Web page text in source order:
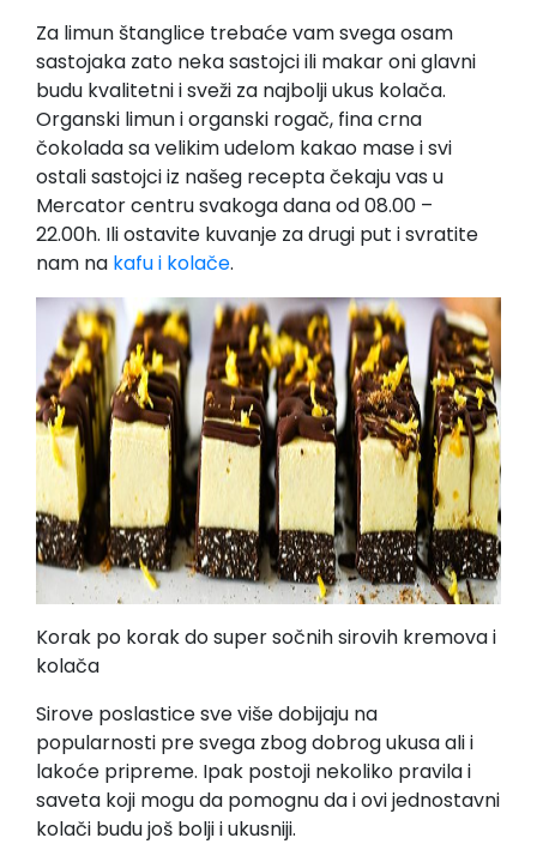
Za limun štanglice trebaće vam svega osam
sastojaka zato neka sastojci ili makar oni glavni
budu kvalitetni i sveži za najbolji ukus kolača.
Organski limun i organski rogač, fina crna
čokolada sa velikim udelom kakao mase i svi
ostali sastojci iz našeg recepta čekaju vas u
Mercator centru svakoga dana od 08.00 –
22.00h. Ili ostavite kuvanje za drugi put i svratite
nam na kafu i kolače.
Korak po korak do super sočnih sirovih kremova i
kolača
Sirove poslastice sve više dobijaju na
popularnosti pre svega zbog dobrog ukusa ali i
lakoće pripreme. Ipak postoji nekoliko pravila i
saveta koji mogu da pomognu da i ovi jednostavni
kolači budu još bolji i ukusniji.